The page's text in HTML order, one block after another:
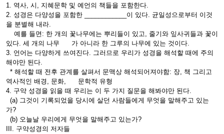
1. 역사, 시, 지혜문학 및 예언의 책들을 포함한다.
2. 성경은 다양성을 포함한 ____________이 있다. 균일성으로부터 이것
을 분별해 내라.
예를 들면: 한 개의 꽃나무에는 뿌리들이 있고, 줄기와 잎사귀들과 꽃이
있다. 세 개의 나무 가 아니라 한 그루의 나무에 있는 것이다.
3. 언어는 다양하게 쓰여진다. 그러므로 우리가 성경을 해석할 때에 주의
해야만 된다.
* 해석할 때 전후 관계를 살펴서 문맥상 해석되어져야함: 장, 책 그리고
역사적인 배경, 문화, 문학적 유형
4. 구약 성경을 읽을 때 우리는 이 두 가지 질문을 해봐야만 된다.
(a) 그것이 기록되었을 당시에 살던 사람들에게 무엇을 말해주고 있는
가?
(b) 오늘날 우리에게 무엇을 말해주고 있는가?
III. 구약성경의 저자들